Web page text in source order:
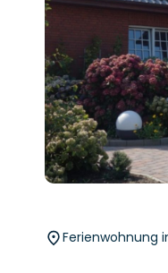
Ferienwohnung